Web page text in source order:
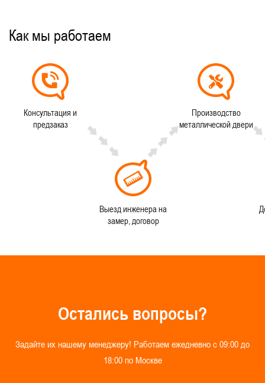
Как мы работаем
Консультация и
предзаказ
Выезд инженера на
замер, договор
Производство
металлической двери
Остались вопросы?
Задайте их нашему менеджеру! Работаем ежедневно с 09:00 до
18:00 по Москве